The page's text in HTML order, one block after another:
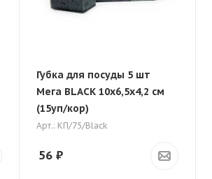
Губка для посуды 5 шт
Мега BLACK 10х6,5х4,2 см
(15уп/кор)
Арт.: КП/75/Black
56₽